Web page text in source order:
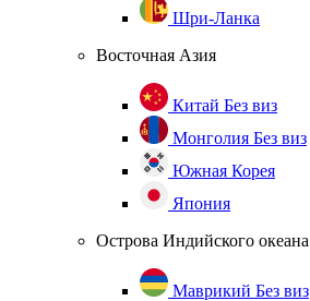
Шри-Ланка
Восточная Азия
Китай Без виз
Монголия Без виз
Южная Корея
Япония
Острова Индийского океана
Маврикий Без виз